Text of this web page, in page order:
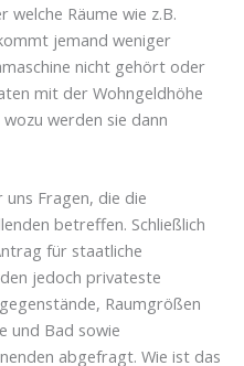
welche Räume wie z.B.
jemand weniger
nicht gehört oder
mit der Wohngeldhöhe
werden sie dann
Fragen, die die
betreffen. Schließlich
für staatliche
jedoch privateste
Raumgrößen
und Bad sowie
abgefragt. Wie ist das